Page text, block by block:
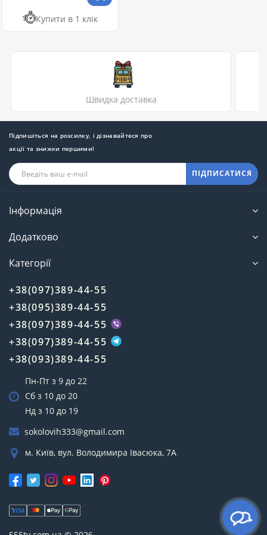
Купити в 1 клік
Швидка доставка
Підпишіться на розсилку, і дізнавайтеся про
акції та знижки першими!
ПІДПИСАТИСЯ
Інформація
Додатково
Категорії
+38(097)389-44-55
+38(095)389-44-55
+38(097)389-44-55
+38(097)389-44-55
+38(093)389-44-55
Пн-Пт з 9 до 22
Сб з 10 до 20
Нд з 10 до 19
sokolovih333@gmail.com
м. Київ, вул. Володимира Івасюка, 7А